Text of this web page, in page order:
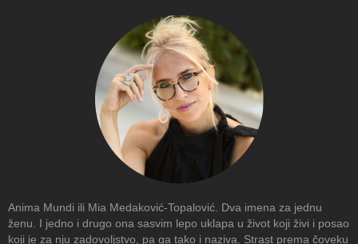
Anima Mundi ili Mia Medaković-Topalović. Dva imena za jednu
ženu. I jedno i drugo ona sasvim lepo uklapa u život koji živi i posao
koji je za nju zadovoljstvo, pa ga tako i naziva. Strast prema čoveku